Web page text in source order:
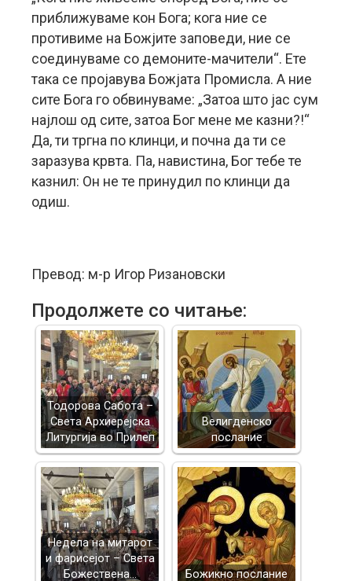
приближуваме кон Бога; кога ние се
противиме на Божјите заповеди, ние се
соединуваме со демоните-мачители“. Ете
така се пројавува Божјата Промисла. А ние
сите Бога го обвинуваме: „Затоа што јас сум
најлош од сите, затоа Бог мене ме казни?!“
Да, ти тргна по клинци, и почна да ти се
заразува крвта. Па, навистина, Бог тебе те
казнил: Он не те принудил по клинци да
одиш.
Превод: м-р Игор Ризановски
Продолжете со читање:
Тодорова Сабота –
Света Архиерејска
Литургија во Прилеп
Велигденско
послание
Недела на митарот
и фарисејот – Светa
Божествена…
Божикно послание